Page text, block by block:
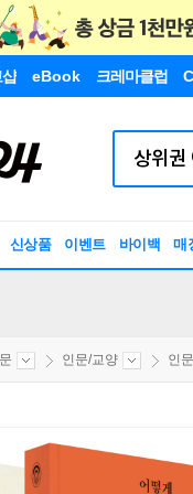
eBook 크레마클럽
신상품 이벤트 바이백 매
인문/교양 인